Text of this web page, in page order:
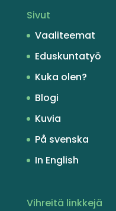
Sivut
Vaaliteemat
Eduskuntatyö
Kuka olen?
Blogi
Kuvia
På svenska
In English
Vihreitä linkkejä